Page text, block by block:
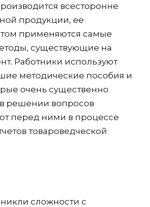
всесторонне
продукции, ее
применяются самые
существующие на
Работники используют
методические пособия и
очень существенно
решении вопросов
перед ними в процессе
товароведческой
сложности с